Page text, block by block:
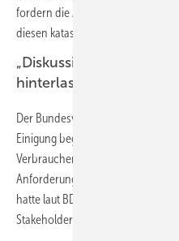
fordern die Abgeordneten des
diesen katastrophalen Folgen
„Diskussionen hatte
hinterlassen“
Der Bundesverband der
Einigung begrüßt, da die Branche,
Verbraucher damit die dringend
Anforderungen bekommen. Die
hatte laut BDH zu einer massiven
Stakeholdern geführt und bereits